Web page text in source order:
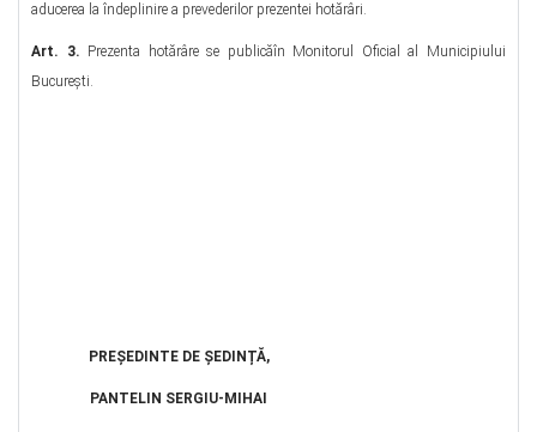
aducerea la îndeplinire a prevederilor prezentei hotărâri.
Art. 3.
Prezenta hotărâre se publicăîn Monitorul Oficial al Municipiului
București.
PREȘEDINTE DE ȘEDINȚĂ,
PANTELIN SERGIU-MIHAI